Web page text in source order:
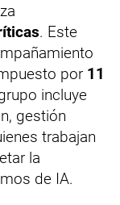
. Este
por 11
incluye
gestión
trabajan
la
de IA.